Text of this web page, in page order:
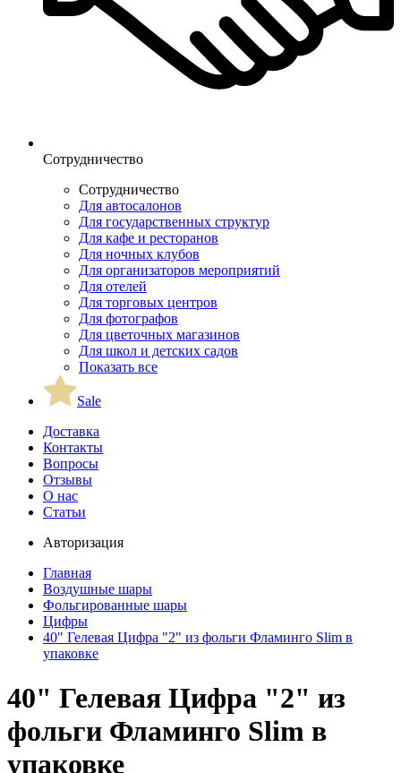
Сотрудничество
Сотрудничество
Для автосалонов
Для государственных структур
Для кафе и ресторанов
Для ночных клубов
Для организаторов мероприятий
Для отелей
Для торговых центров
Для фотографов
Для цветочных магазинов
Для школ и детских садов
Показать все
Sale
Доставка
Контакты
Вопросы
Отзывы
О нас
Статьи
Авторизация
Главная
Воздушные шары
Фольгированные шары
Цифры
40" Гелевая Цифра "2" из фольги Фламинго Slim в
упаковке
40" Гелевая Цифра "2" из
фольги Фламинго Slim в
упаковке